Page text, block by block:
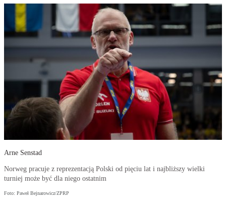
Arne Senstad
Norweg pracuje z reprezentacją Polski od pięciu lat i najbliższy wielki
turniej może być dla niego ostatnim
Foto: Paweł Bejnarowicz/ZPRP